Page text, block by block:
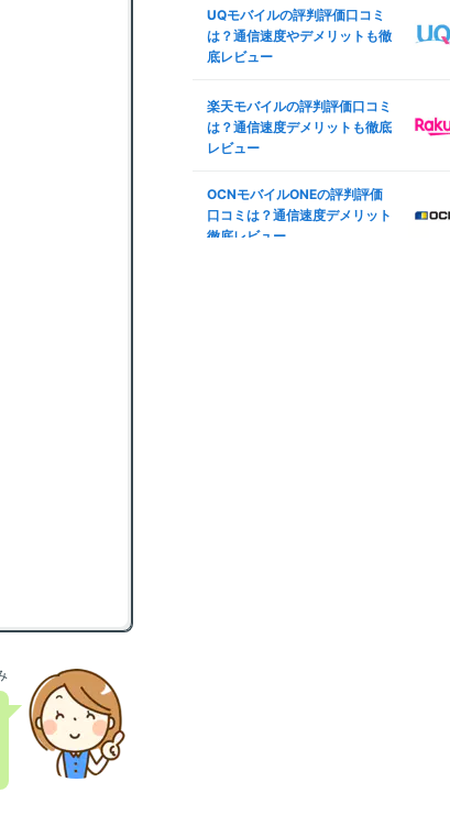
ne保証も
mineo(マイネオ)の契約プラン
プ変更も
mineo(マイネオ)マイページ徹
順も紹介
Mフリー化＆格安SIM(MVNO)
で使う全手順
楽天モバイル版iPhone 12のSI
リー化＆格安SIM(MVNO)で使
う全手順
SoftBank版iPad Pro 11インチ
年秋モデルのSIMロック解除方
法は？SIMフリー化＆格安SIM
(MVNO)で使う全手順
UQモバイルの評判評価口コミ
は？通信速度やデメリットも徹
底レビュー
楽天モバイルの評判評価口コミ
は？通信速度デメリットも徹底
レビュー
OCNモバイルONEの評判評価
口コミは？通信速度デメリット
徹底レビュー